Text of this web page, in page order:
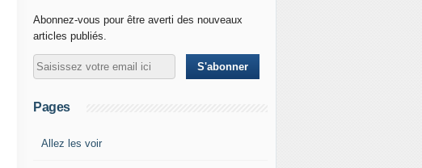
Abonnez-vous pour être averti des nouveaux
articles publiés.
Pages
Allez les voir